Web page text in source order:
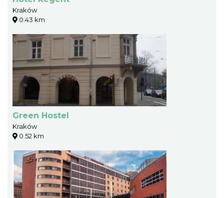
Kraków
0.43 km
Green Hostel
Kraków
0.52 km